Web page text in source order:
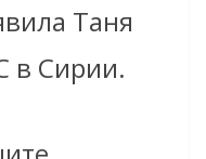
Таня
в Сирии.